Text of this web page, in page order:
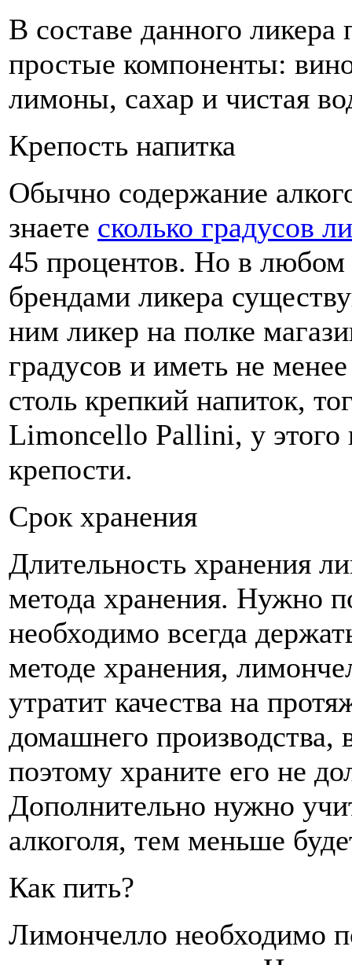
В составе данного ликера
простые компоненты:
лимоны, сахар и чистая
Крепость напитка
Обычно содержание
знаете сколько градусов
45 процентов. Но в
брендами ликера
ним ликер на полке
градусов и иметь не
столь крепкий напиток,
Limoncello Pallini, у этого
крепости.
Срок хранения
Длительность хранения
метода хранения. Нужно
необходимо всегда
методе хранения,
утратит качества на
домашнего производства,
поэтому храните его не
Дополнительно нужно
алкоголя, тем меньше
Как пить?
Лимончелло необходимо